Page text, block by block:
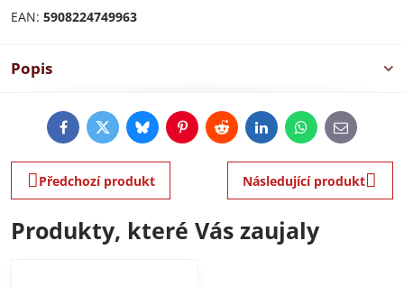
EAN: 5908224749963
Popis
FacebookTwitterBlueskyPinterestRedditLinkedInWhatsApp
E-
mail
Předchozí produkt Následující produkt
Produkty, které Vás zaujaly